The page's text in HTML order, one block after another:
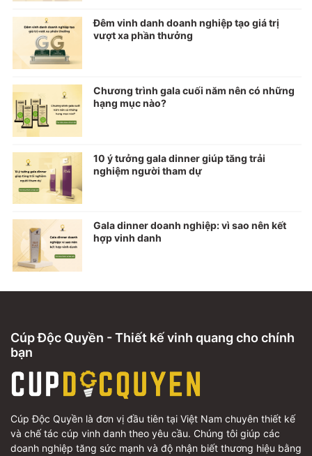
Đêm vinh danh doanh nghiệp tạo giá trị
vượt xa phần thưởng
Chương trình gala cuối năm nên có những
hạng mục nào?
10 ý tưởng gala dinner giúp tăng trải
nghiệm người tham dự
Gala dinner doanh nghiệp: vì sao nên kết
hợp vinh danh
Cúp Độc Quyền - Thiết kế vinh quang cho chính
bạn
Cúp Độc Quyền là đơn vị đầu tiên tại Việt Nam chuyên thiết kế
và chế tác cúp vinh danh theo yêu cầu. Chúng tôi giúp các
doanh nghiệp tăng sức mạnh và độ nhận biết thương hiệu bằng